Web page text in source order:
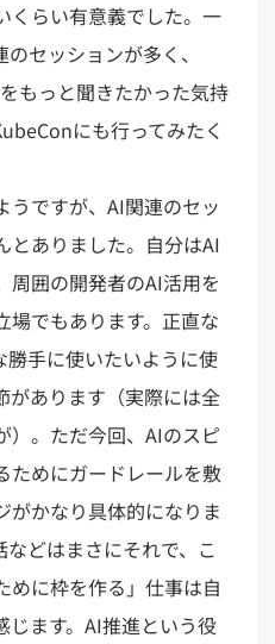
くらい有意義でした。一
セッションが多く、
もっと聞きたかった気持
にも行ってみたく
うですが、AI関連のセッ
とありました。自分はAI
周囲の開発者のAI活用を
場でもあります。正直な
勝手に使いたいように使
があります（実際には全
）。ただ今回、AIのスピ
ためにガードレールを敷
がかなり具体的になりま
どはまさにそれで、こ
めに枠を作る」仕事は自
じます。AI推進という役